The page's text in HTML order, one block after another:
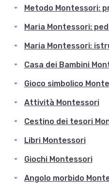
Metodo Montessori:
Maria Montessori:
Maria Montessori:
Casa dei Bambini
Gioco simbolico
Attività Montessori
Cestino dei tesori
Libri Montessori
Giochi Montessori
Angolo morbido